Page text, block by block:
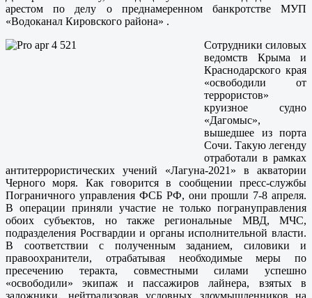
арестом по делу о преднамеренном банкротстве МУП
«Водоканал Кировского района» .
Сотрудники силовых
ведомств Крыма и
Краснодарского края
«освободили от
террористов»
круизное судно
«Дагомыс»,
вышедшее из порта
Сочи. Такую легенду
отработали в рамках
антитеррористических учений «Лагуна-2021» в акватории
Черного моря. Как говорится в сообщении пресс-службы
Пограничного управления ФСБ РФ, они прошли 7-8 апреля.
В операции приняли участие не только погрануправления
обоих субъектов, но также региональные МВД, МЧС,
подразделения Росгвардии и органы исполнительной власти.
В соответствии с полученным заданием, силовики и
правоохранители, отрабатывая необходимые меры по
пресечению теракта, совместными силами успешно
«освободили» экипаж и пассажиров лайнера, взятых в